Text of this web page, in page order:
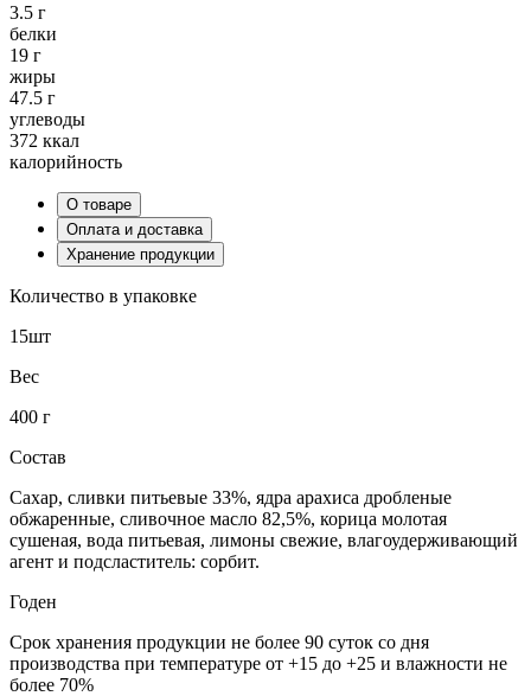
3.5 г
белки
19 г
жиры
47.5 г
углеводы
372 ккал
калорийность
О товаре
Оплата и доставка
Хранение продукции
Количество в упаковке
15шт
Вес
400 г
Состав
Сахар, сливки питьевые 33%, ядра арахиса дробленые
обжаренные, сливочное масло 82,5%, корица молотая
сушеная, вода питьевая, лимоны свежие, влагоудерживающий
агент и подсластитель: сорбит.
Годен
Срок хранения продукции не более 90 суток со дня
производства при температуре от +15 до +25 и влажности не
более 70%